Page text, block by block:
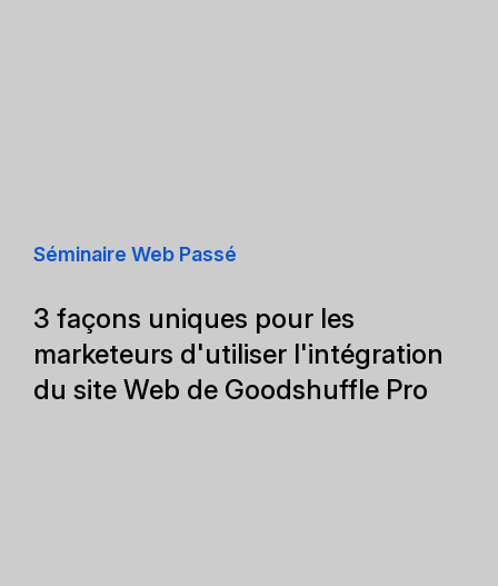
Séminaire Web Passé
3 façons uniques pour les
marketeurs d'utiliser l'intégration
du site Web de Goodshuffle Pro